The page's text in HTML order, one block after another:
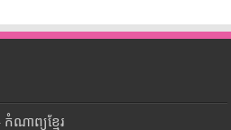
ណាព្យខ្មែរ